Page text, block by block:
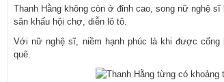
Thanh Hằng không còn ở đỉnh cao, song nữ nghệ
sân khấu hội chợ, diễn lô tô.
Với nữ nghệ sĩ, niềm hạnh phúc là khi được
quê.